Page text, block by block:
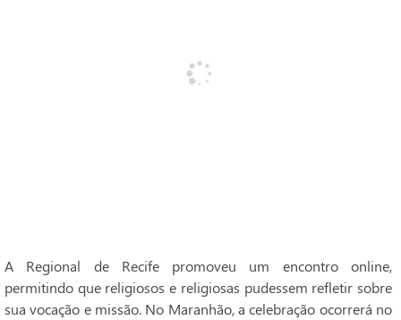
A Regional de Recife promoveu um encontro online,
permitindo que religiosos e religiosas pudessem refletir sobre
sua vocação e missão. No Maranhão, a celebração ocorrerá no